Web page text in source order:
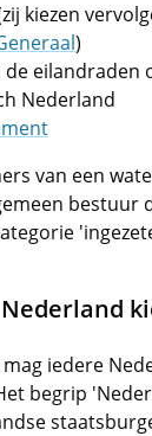
kiezen
)
de eilandraden
Nederland
van een
bestuur
iedere
begrip